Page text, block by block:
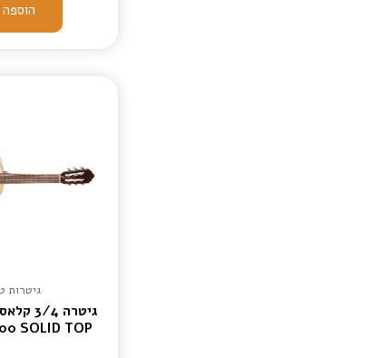
גיטרות
גיטרה
SOLID TOP